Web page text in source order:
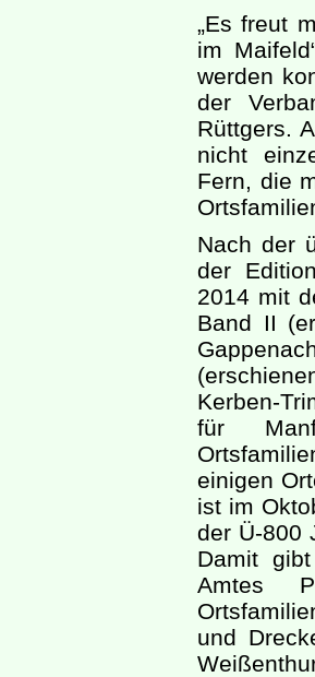
„Es freut
im
werden
der
Rüttgers.
nicht
Fern, die
Nach der
der
2014 mit
Band II
Kerben-
für
einigen
ist im
der Ü-800
Damit
Amtes
und